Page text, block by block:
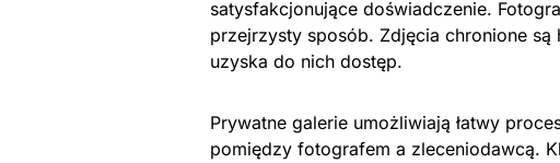
satysfakcjonujące doświadczenie.
przejrzysty sposób. Zdjęcia chronione są
uzyska do nich dostęp.
Prywatne galerie umożliwiają łatwy
pomiędzy fotografem a zleceniodawcą.